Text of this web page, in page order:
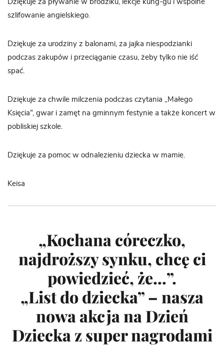
Dziękuje za pływanie w brodziku, lekcje kung-gu i wspólne
szlifowanie angielskiego.
Dziękuje za urodziny z balonami, za jajka niespodzianki
podczas zakupów i przeciąganie czasu, żeby tylko nie iść
spać.
Dziękuje za chwile milczenia podczas czytania „Małego
Księcia”, gwar i zamęt na gminnym festynie a także koncert w
pobliskiej szkole.
Dziękuje za pomoc w odnalezieniu dziecka w mamie.
Keisa
„Kochana córeczko,
najdroższy synku, chcę ci
powiedzieć, że…”.
„List do dziecka” – nasza
nowa akcja na Dzień
Dziecka z super nagrodami